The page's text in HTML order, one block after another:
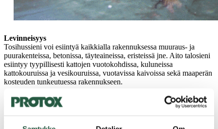
Levinneisyys
Tosihussieni voi esiintyä kaikkialla rakennuksessa muuraus- ja
puurakenteissa, betonissa, täyteaineissa, eristeissä jne. Aito talosieni
esiintyy tyypillisesti kattojen vuotokohdissa, kuluneissa
kattokouruissa ja vesikouruissa, vuotavissa kaivoissa sekä maaperän
kosteuden tunkeutuessa rakennukseen.
Kun talon sieni on kerran päässyt valloilleen, se voi erityisen
säikeisen sienirihmastonsa avulla imeä ja kuljettaa vettä pitkiä
matkoja ja kostuttaa siten rakenteen uusia osia. Näin se voi jatkaa
kasvuaan ja levitä ajan myötä kellarista ullakolle. Aito talohome voi